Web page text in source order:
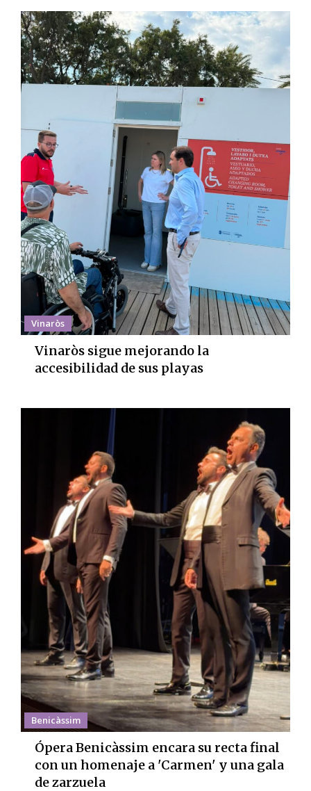
Vinaròs
Vinaròs sigue mejorando la
accesibilidad de sus playas
Benicàssim
Ópera Benicàssim encara su recta final
con un homenaje a 'Carmen' y una gala
de zarzuela